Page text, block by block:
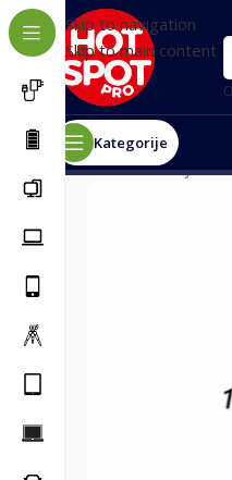
Skip to navigation
Skip to main content
Kategorije
Почетна/Punjači